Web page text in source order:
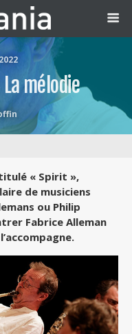
mélodie
« Spirit »,
de musiciens
ou Philip
Fabrice Alleman